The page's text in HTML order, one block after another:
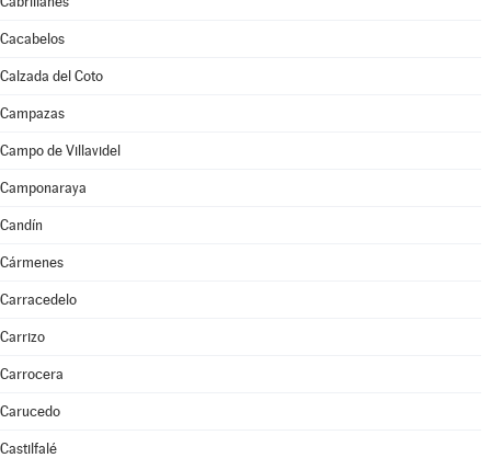
Cacabelos
Calzada del Coto
Campazas
Campo de Villavidel
Camponaraya
Candín
Cármenes
Carracedelo
Carrizo
Carrocera
Carucedo
Castilfalé